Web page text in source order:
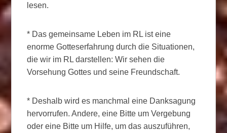
lesen.
* Das gemeinsame Leben im RL ist eine
enorme Gotteserfahrung durch die Situationen,
die wir im RL darstellen: Wir sehen die
Vorsehung Gottes und seine Freundschaft.
* Deshalb wird es manchmal eine Danksagung
hervorrufen. Andere, eine Bitte um Vergebung
oder eine Bitte um Hilfe, um das auszuführen,